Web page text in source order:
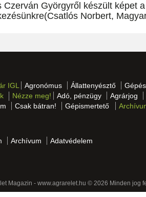
Czerván Györgyről készült képet
Norbert,
IGL Agronómus Állattenyésztő
Nézze meg! Adó, pénzügy
Agrárjog
Csak bátran! Gépismertető
Archívum Adatvédelem
Magazin - www.agrarelet.hu © 2026 Minden jog